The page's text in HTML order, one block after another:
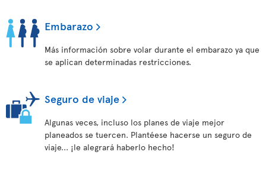
Embarazo
Más información sobre volar durante el embarazo ya que
se aplican determinadas restricciones.
Seguro de viaje
Algunas veces, incluso los planes de viaje mejor
planeados se tuercen. Plantéese hacerse un seguro de
viaje... ¡le alegrará haberlo hecho!